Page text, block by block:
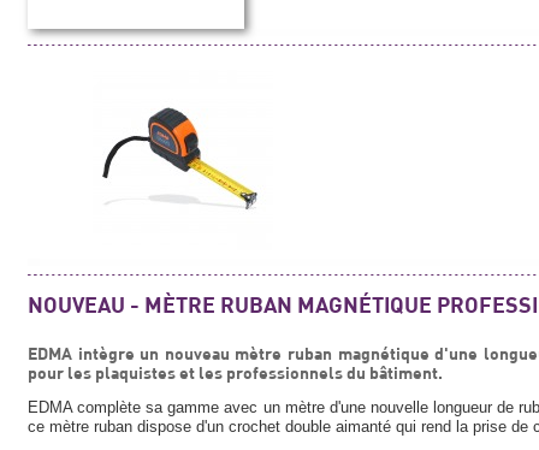
NOUVEAU - MÈTRE RUBAN MAGNÉTIQUE
EDMA intègre un nouveau mètre ruban magnétique d'une
pour les plaquistes et les professionnels du bâtiment.
EDMA complète sa gamme avec un mètre d'une nouvelle longueur de
ce mètre ruban dispose d'un crochet double aimanté qui rend la prise